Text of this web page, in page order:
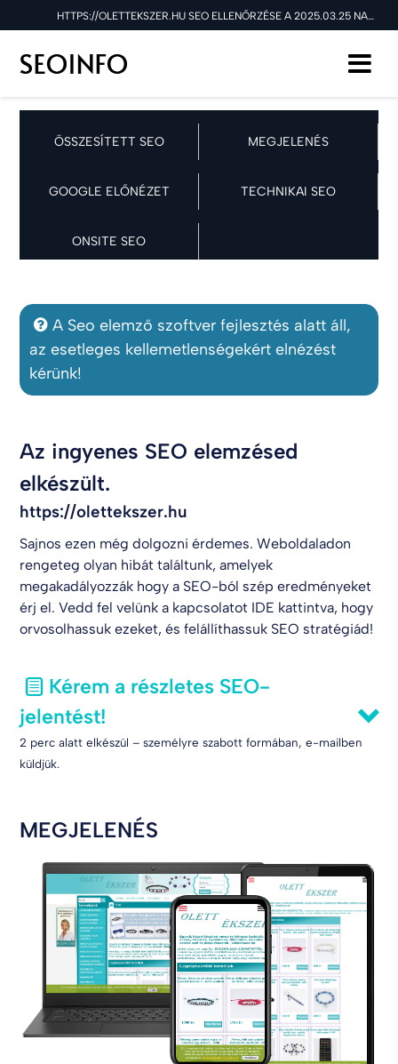
HTTPS://OLETTEKSZER.HU SEO ELLENŐRZÉSE A 2025.03.25 NAPON
ÖSSZESÍTETT SEO MEGJELENÉS
GOOGLE ELŐNÉZET TECHNIKAI SEO
ONSITE SEO
A Seo elemző szoftver fejlesztés alatt áll,
az esetleges kellemetlenségekért elnézést
kérünk!
Az ingyenes SEO elemzésed
elkészült.
https://olettekszer.hu
Sajnos ezen még dolgozni érdemes. Weboldaladon
rengeteg olyan hibát találtunk, amelyek
megakadályozzák hogy a SEO-ból szép eredményeket
érj el. Vedd fel velünk a kapcsolatot IDE kattintva, hogy
orvosolhassuk ezeket, és felállíthassuk SEO stratégiád!
Kérem a részletes SEO-
jelentést!
2 perc alatt elkészül – személyre szabott formában, e-mailben
küldjük.
MEGJELENÉS